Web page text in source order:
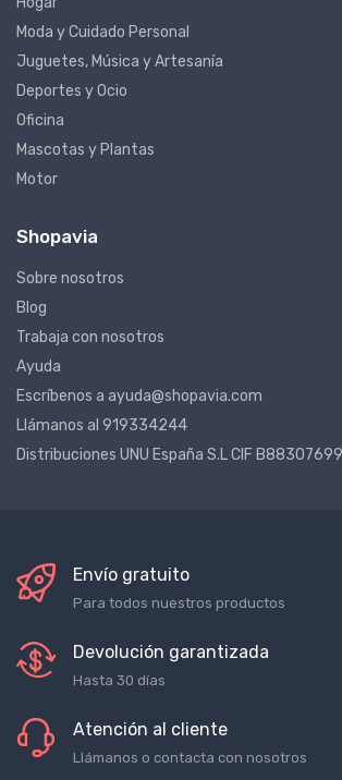
Hogar
Moda y Cuidado Personal
Juguetes, Música y Artesanía
Deportes y Ocio
Oficina
Mascotas y Plantas
Motor
Shopavia
Sobre nosotros
Blog
Trabaja con nosotros
Ayuda
Escríbenos a ayuda@shopavia.com
Llámanos al 919334244
Distribuciones UNU España S.L CIF B88307699
Envío gratuito
Para todos nuestros productos
Devolución garantizada
Hasta 30 días
Atención al cliente
Llámanos o contacta con nosotros